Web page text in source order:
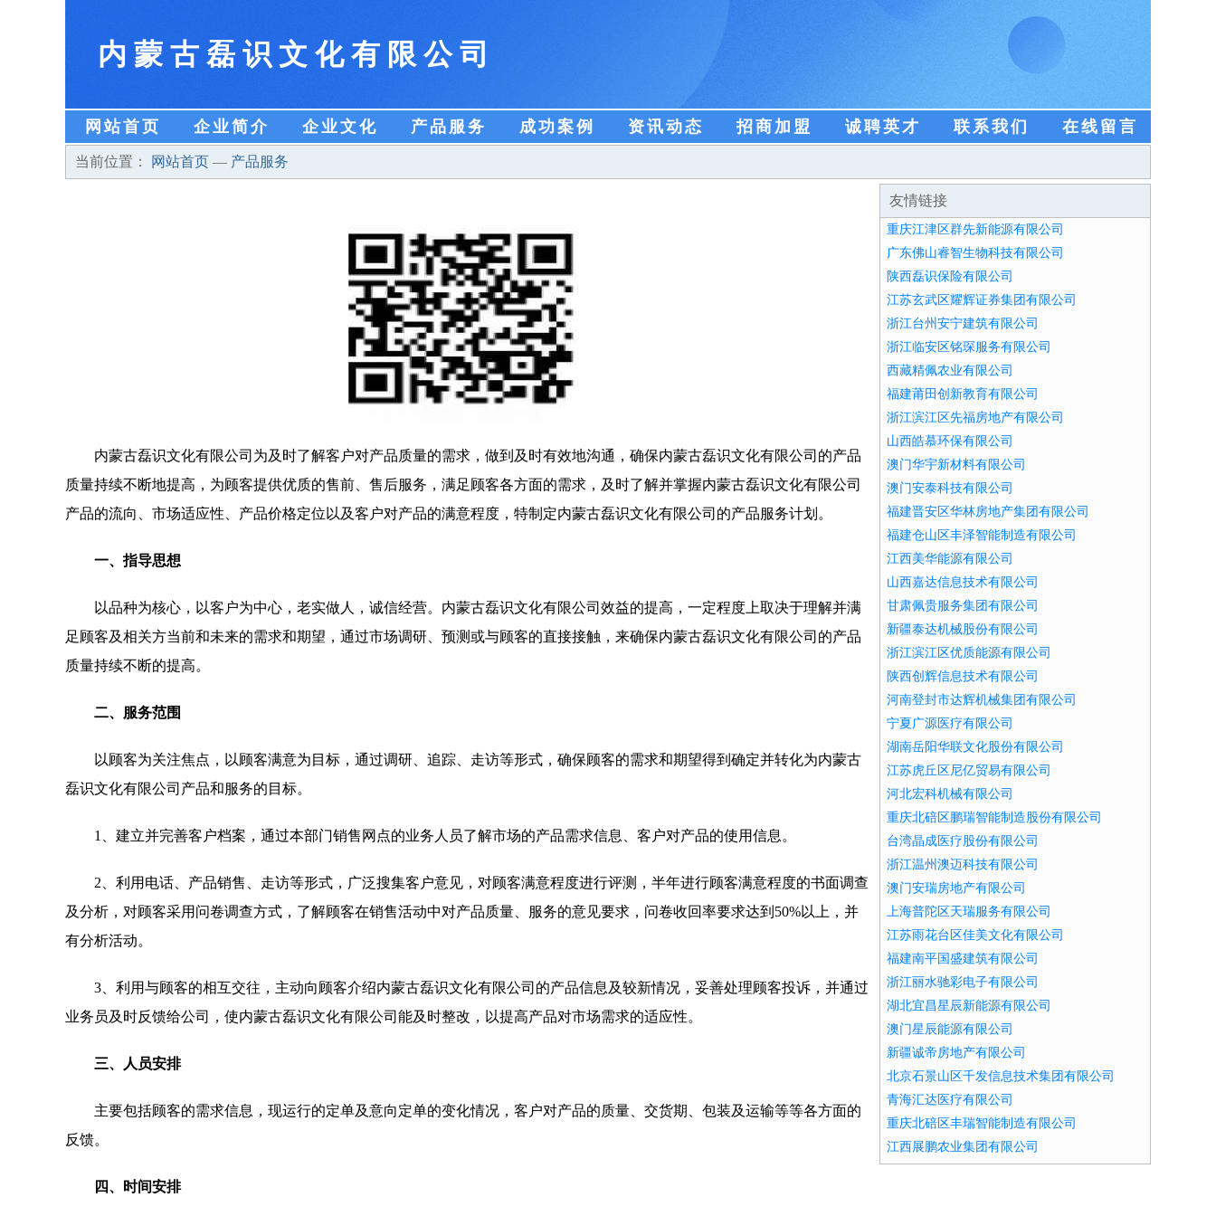
内蒙古磊识文化有限公司
网站首页 企业简介 企业文化 产品服务 成功案例 资讯动态 招商加盟 诚聘英才 联系我们 在线留言
当前位置： 网站首页 — 产品服务
内蒙古磊识文化有限公司为及时了解客户对产品质量的需求，做到及时有效地沟通，确保内蒙古磊识文化有限公司的产品
质量持续不断地提高，为顾客提供优质的售前、售后服务，满足顾客各方面的需求，及时了解并掌握内蒙古磊识文化有限公司
产品的流向、市场适应性、产品价格定位以及客户对产品的满意程度，特制定内蒙古磊识文化有限公司的产品服务计划。
一、指导思想
以品种为核心，以客户为中心，老实做人，诚信经营。内蒙古磊识文化有限公司效益的提高，一定程度上取决于理解并满
足顾客及相关方当前和未来的需求和期望，通过市场调研、预测或与顾客的直接接触，来确保内蒙古磊识文化有限公司的产品
质量持续不断的提高。
二、服务范围
以顾客为关注焦点，以顾客满意为目标，通过调研、追踪、走访等形式，确保顾客的需求和期望得到确定并转化为内蒙古
磊识文化有限公司产品和服务的目标。
1、建立并完善客户档案，通过本部门销售网点的业务人员了解市场的产品需求信息、客户对产品的使用信息。
2、利用电话、产品销售、走访等形式，广泛搜集客户意见，对顾客满意程度进行评测，半年进行顾客满意程度的书面调查
及分析，对顾客采用问卷调查方式，了解顾客在销售活动中对产品质量、服务的意见要求，问卷收回率要求达到50%以上，并
有分析活动。
3、利用与顾客的相互交往，主动向顾客介绍内蒙古磊识文化有限公司的产品信息及较新情况，妥善处理顾客投诉，并通过
业务员及时反馈给公司，使内蒙古磊识文化有限公司能及时整改，以提高产品对市场需求的适应性。
三、人员安排
主要包括顾客的需求信息，现运行的定单及意向定单的变化情况，客户对产品的质量、交货期、包装及运输等等各方面的
反馈。
四、时间安排
友情链接
重庆江津区群先新能源有限公司
广东佛山睿智生物科技有限公司
陕西磊识保险有限公司
江苏玄武区耀辉证券集团有限公司
浙江台州安宁建筑有限公司
浙江临安区铭琛服务有限公司
西藏精佩农业有限公司
福建莆田创新教育有限公司
浙江滨江区先福房地产有限公司
山西皓慕环保有限公司
澳门华宇新材料有限公司
澳门安泰科技有限公司
福建晋安区华林房地产集团有限公司
福建仓山区丰泽智能制造有限公司
江西美华能源有限公司
山西嘉达信息技术有限公司
甘肃佩贵服务集团有限公司
新疆泰达机械股份有限公司
浙江滨江区优质能源有限公司
陕西创辉信息技术有限公司
河南登封市达辉机械集团有限公司
宁夏广源医疗有限公司
湖南岳阳华联文化股份有限公司
江苏虎丘区尼亿贸易有限公司
河北宏科机械有限公司
重庆北碚区鹏瑞智能制造股份有限公司
台湾晶成医疗股份有限公司
浙江温州澳迈科技有限公司
澳门安瑞房地产有限公司
上海普陀区天瑞服务有限公司
江苏雨花台区佳美文化有限公司
福建南平国盛建筑有限公司
浙江丽水驰彩电子有限公司
湖北宜昌星辰新能源有限公司
澳门星辰能源有限公司
新疆诚帝房地产有限公司
北京石景山区千发信息技术集团有限公司
青海汇达医疗有限公司
重庆北碚区丰瑞智能制造有限公司
江西展鹏农业集团有限公司